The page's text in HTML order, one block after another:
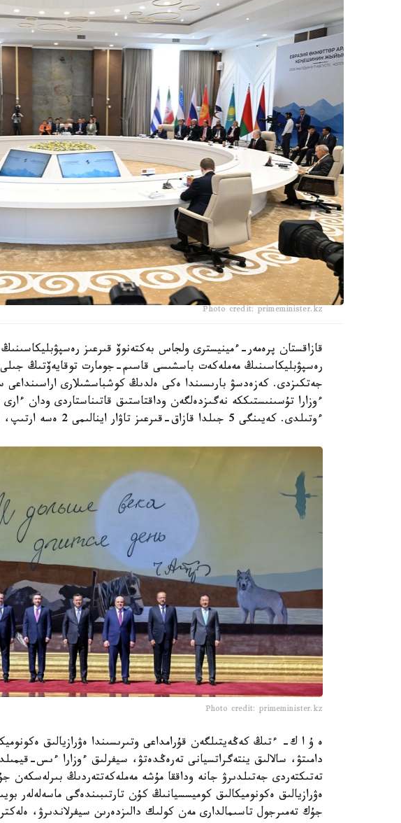
Photo credit: primeminister.kz
قازاقستان پرەمەر-ءمينيسترى ولجاس بەكتەنوۆ قىرعىز
رەسپۋبليكاسىنىڭ مەملەكەت باسشىسى قاسىم-جومارت توقايەۆتىڭ
جەتكىزدى. كەزەدسۋ بارىسىندا ەكى ەلدىڭ كوشباسشىلارى اراسىنداعى
ءوزارا تۇسىنىستىككە نەگىزدەلگەن وداقتاستىق قاتىناستاردى ودان ءارى
ءوتىلدى. كەيىنگى 5 جىلدا قازاق-قىرعىز تاۋار اينالىمى 2 ەسە ارتىپ، $2,2 ميلليارد بولدى.
Photo credit: primeminister.kz
ە ۇ ا ك- ءتىڭ كەڭەيتىلگەن قۇرامداعى وتىرىسىندا ەۋرازيالىق
دامىتۋ، سالالىق ينتەگراتسيانى تەرەڭدەتۋ، سيفرلىق ءوزارا ءىس-
تەتىكتەردى جەتىلدىرۋ جانە وداققا مۇشە مەملەكەتتەردىڭ بىرلەسكەن
ەۋرازيالىق ەكونوميكالىق كوميسسيانىڭ كۇن تارتىبىندەگى ماسەلەلەر
جۇك تەمىرجول تاسىمالدارى مەن كولىك دالىزدەرىن سيفرلاندىرۋ،